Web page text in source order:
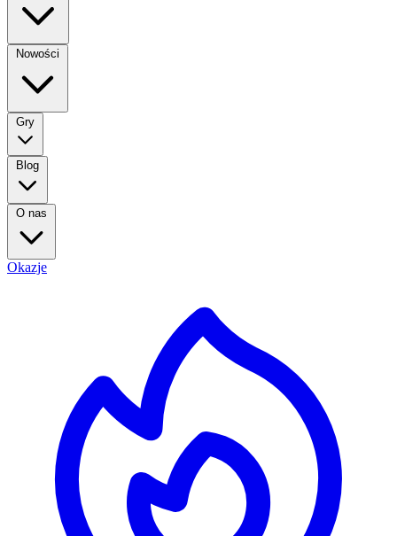
Nowości
Gry
Blog
O nas
Okazje